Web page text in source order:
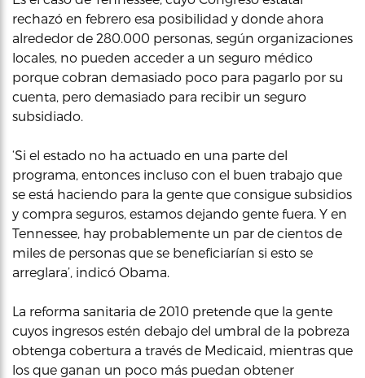
rechazó en febrero esa posibilidad y donde ahora
alrededor de 280.000 personas, según organizaciones
locales, no pueden acceder a un seguro médico
porque cobran demasiado poco para pagarlo por su
cuenta, pero demasiado para recibir un seguro
subsidiado.
‘Si el estado no ha actuado en una parte del
programa, entonces incluso con el buen trabajo que
se está haciendo para la gente que consigue subsidios
y compra seguros, estamos dejando gente fuera. Y en
Tennessee, hay probablemente un par de cientos de
miles de personas que se beneficiarían si esto se
arreglara’, indicó Obama.
La reforma sanitaria de 2010 pretende que la gente
cuyos ingresos estén debajo del umbral de la pobreza
obtenga cobertura a través de Medicaid, mientras que
los que ganan un poco más puedan obtener